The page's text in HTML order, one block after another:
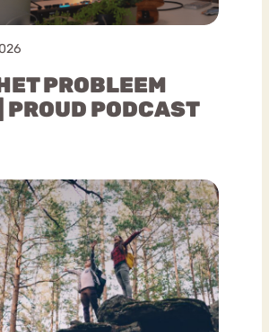
PROBLEEM
PROUD PODCAST